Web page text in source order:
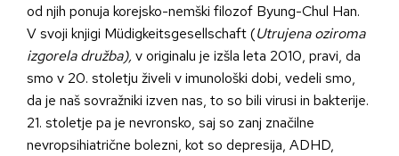
od njih ponuja korejsko-nemški filozof Byung-Chul Han.
V svoji knjigi Müdigkeitsgesellschaft (Utrujena oziroma
izgorela družba), v originalu je izšla leta 2010, pravi, da
smo v 20. stoletju živeli v imunološki dobi, vedeli smo,
da je naš sovražniki izven nas, to so bili virusi in bakterije.
21. stoletje pa je nevronsko, saj so zanj značilne
nevropsihiatrične bolezni, kot so depresija, ADHD,